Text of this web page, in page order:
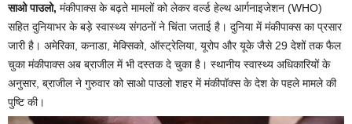
साओ पाउलो, मंकीपाक्स के बढ़ते मामलों को लेकर वर्ल्ड हेल्थ आर्गनाइजेशन (WHO)
सहित दुनियाभर के बड़े स्वास्थ्य संगठनों ने चिंता जताई है। दुनिया में मंकीपाक्‍स का प्रसार
जारी है। अमेरिका, कनाडा, मेक्सिको, ऑस्ट्रेलिया, यूरोप और यूके जैसे 29 देशों तक फैल
चुका मंकीपाक्स अब ब्राजील में भी दस्तक दे चुका है। स्थानीय स्वास्थ्य अधिकारियों के
अनुसार, ब्राजील ने गुरुवार को साओ पाउलो शहर में मंकीपॉक्स के देश के पहले मामले की
पुष्टि की।